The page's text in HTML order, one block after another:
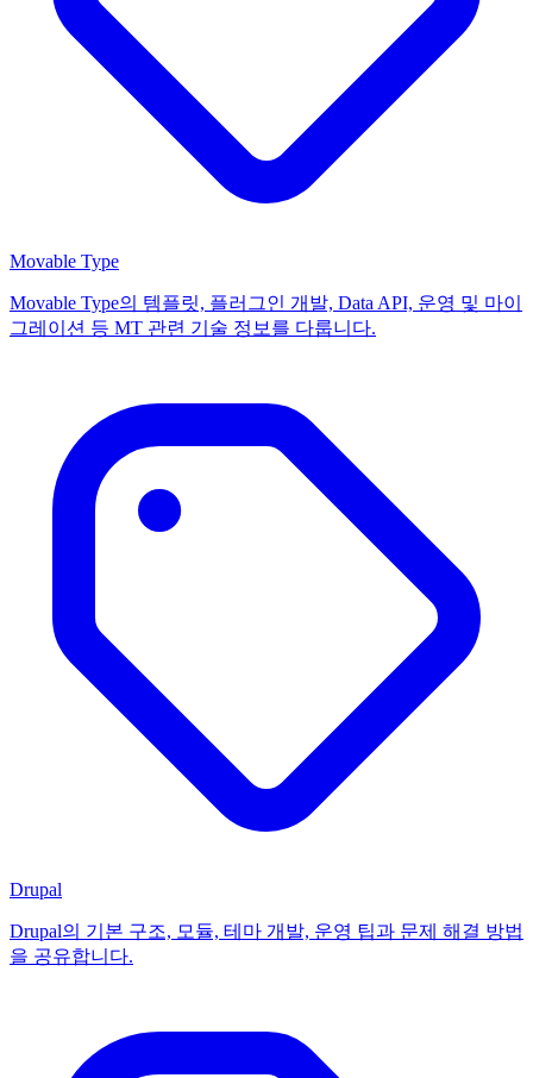
Movable Type
Movable Type의 템플릿, 플러그인 개발, Data API, 운영 및 마이
그레이션 등 MT 관련 기술 정보를 다룹니다.
Drupal
Drupal의 기본 구조, 모듈, 테마 개발, 운영 팁과 문제 해결 방법
을 공유합니다.